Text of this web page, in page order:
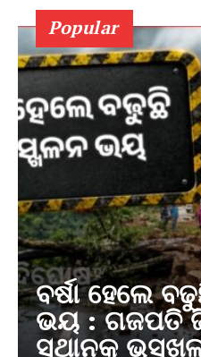
Popular
ବର୍ଷା ହେଲେ
ଭୟ : ଗଜପତି
ସ୍ଥାନକୁ